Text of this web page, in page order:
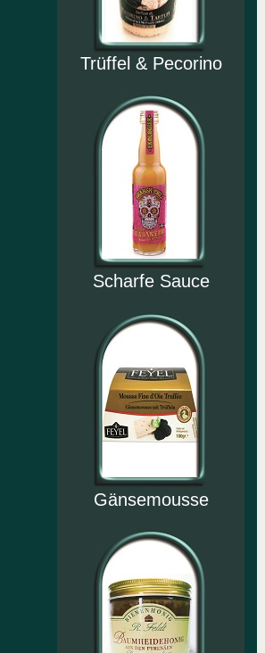
Trüffel & Pecorino
Scharfe Sauce
Gänsemousse